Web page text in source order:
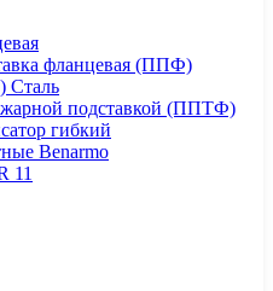
фланцевая (ППФ)
Сталь
подставкой (ППТФ)
гибкий
Benarmo
11